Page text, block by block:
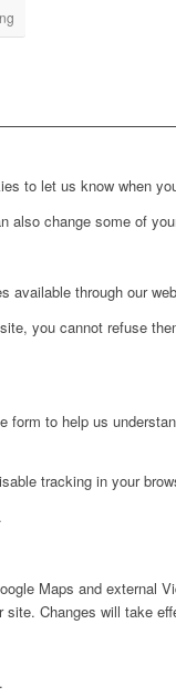
to let us know when
also change some of
through our
you cannot refuse
to help us
tracking in your
Maps and
Changes will take